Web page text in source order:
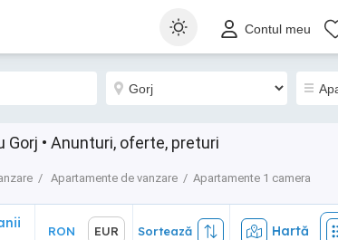
Contul meu
• Anunturi, oferte, preturi
Apartamente de vanzare Apartamente 1 camera
Sortează Hartă
RON EUR Sortează Hartă